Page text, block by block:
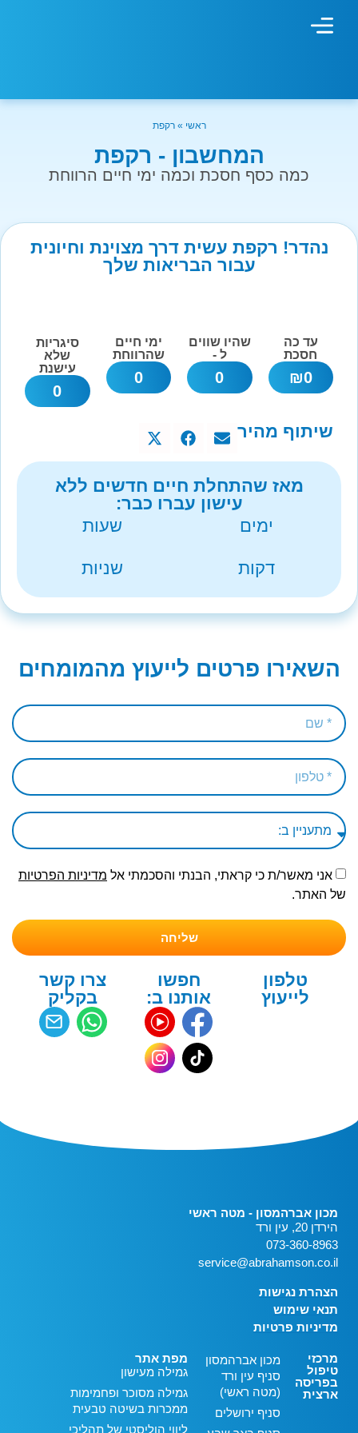
ראשי »רקפת
המחשבון - רקפת
כמה כסף חסכת וכמה ימי חיים הרווחת
נהדר! רקפת עשית דרך מצוינת וחיונית
עבור הבריאות שלך
עד כה
חסכת
0
₪
שהיו שווים
ל -
0
ימי חיים
שהרווחת
0
סיגריות
שלא
עישנת
0
שיתוף מהיר
מאז שהתחלת חיים חדשים ללא
עישון עברו כבר:
ימים
שעות
דקות שניות
השאירו פרטים לייעוץ מהמומחים
אני מאשר/ת כי קראתי, הבנתי והסכמתי אל מדיניות הפרטיות
של האתר.
שליחה
טלפון
לייעוץ
חפשו
אותנו ב:
צרו קשר
בקליק
מכון אברהמסון - מטה ראשי
הירדן 20, עין ורד
073-360-8963
service@abrahamson.co.il
הצהרת נגישות
תנאי שימוש
מדיניות פרטיות
מרכזי
טיפול
בפריסה
ארצית
מכון אברהמסון
סניף עין ורד
(מטה ראשי)
סניף ירושלים
מפת אתר
גמילה מעישון
גמילה מסוכר ופחמימות
ממכרות בשיטה טבעית
ליווי הוליסטי של תהליכי